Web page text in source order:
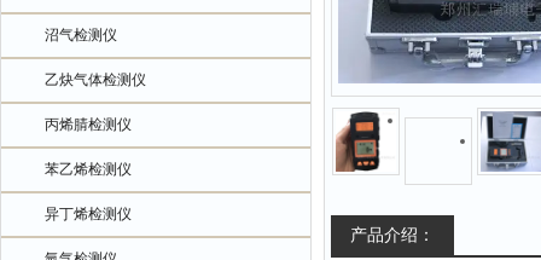
沼气检测仪
乙炔气体检测仪
丙烯腈检测仪
苯乙烯检测仪
异丁烯检测仪
产品介绍：